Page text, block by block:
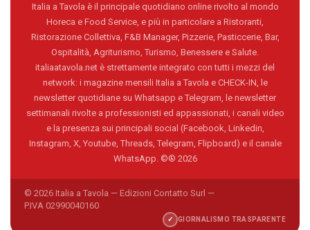
Italia a Tavola è il principale quotidiano online rivolto al mondo
Horeca e Food Service, e più in particolare a Ristoranti,
Ristorazione Collettiva, F&B Manager, Pizzerie, Pasticcerie, Bar,
Ospitalità, Agriturismo, Turismo, Benessere e Salute.
italiaatavola.net è strettamente integrato con tutti i mezzi del
network: i magazine mensili Italia a Tavola e CHECK-IN, le
newsletter quotidiane su Whatsapp e Telegram, le newsletter
settimanali rivolte a professionisti ed appassionati, i canali video
e la presenza sui principali social (Facebook, Linkedin,
Instagram, X, Youtube, Threads, Telegram, Flipboard) e il canale
WhatsApp. ©® 2026
© 2026 Italia a Tavola — Edizioni Contatto Surl —
P.IVA 02990040160
✓ GIORNALISMO TRASPARENTE